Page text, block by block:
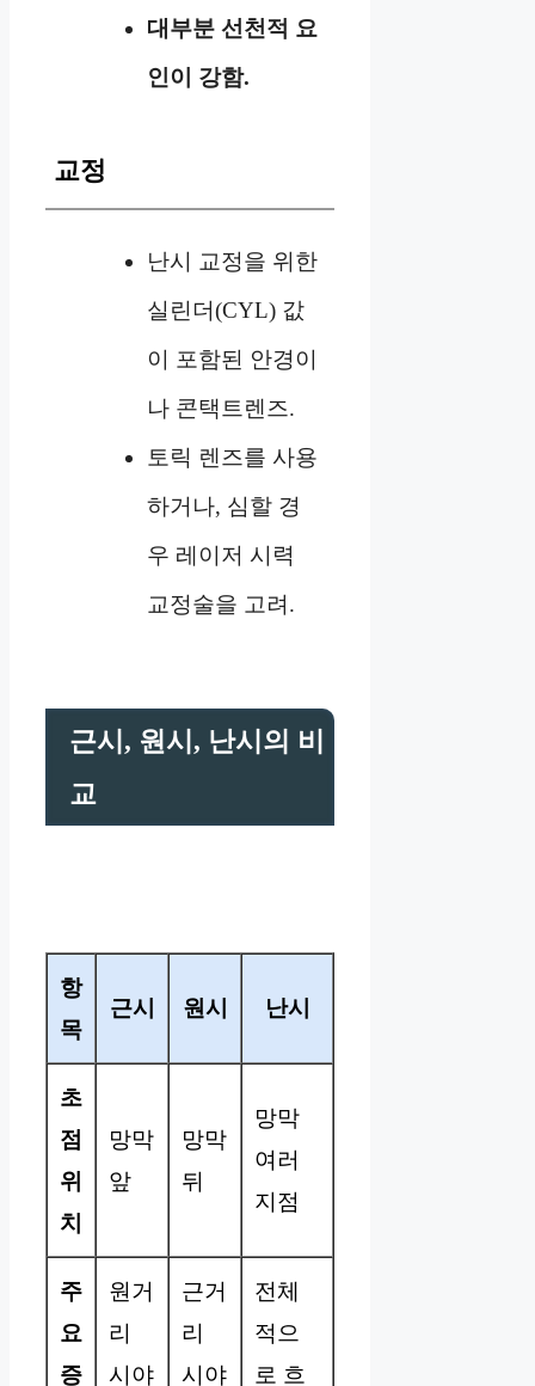
대부분 선천적 요
인이 강함.
교정
난시 교정을 위한
실린더(CYL) 값
이 포함된 안경이
나 콘택트렌즈.
토릭 렌즈를 사용
하거나, 심할 경
우 레이저 시력
교정술을 고려.
근시, 원시, 난시의 비
교
항
목
근시 원시 난시
초
점
위
치
망막
앞
망막
뒤
망막
여러
지점
주
요
증
원거
리
시야
근거
리
시야
전체
적으
로 흐